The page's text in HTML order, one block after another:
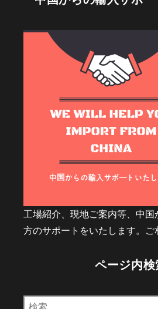
工場紹介、現地ご案内等、中
方のサポートをいたします。ご
ページ内検
検